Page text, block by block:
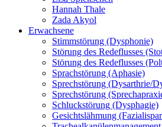
Hannah Thale
Zada Akyol
Erwachsene
Stimmstörung (Dysphonie)
Störung des Redeflusses
Störung des Redeflusses
Sprachstörung (Aphasie)
Sprechstörung (Dysarthrie/
Sprechstörung
Schluckstörung (Dysphagie)
Gesichtslähmung